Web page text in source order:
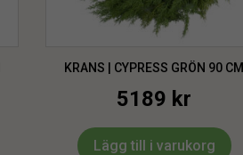
KRANS | CYPRESS GRÖN 90 CM
5189 kr
Lägg till i varukorg